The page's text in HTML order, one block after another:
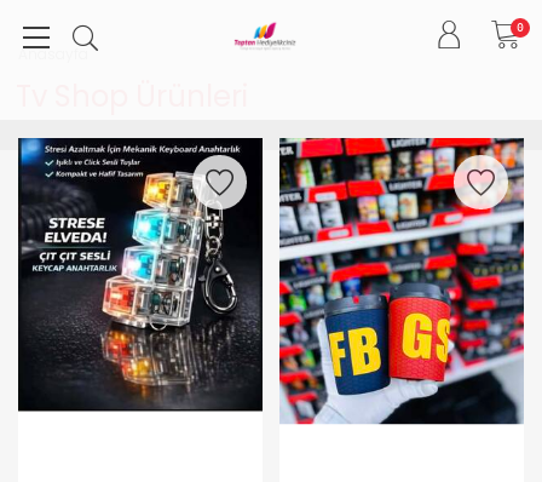
0
Anasayfa